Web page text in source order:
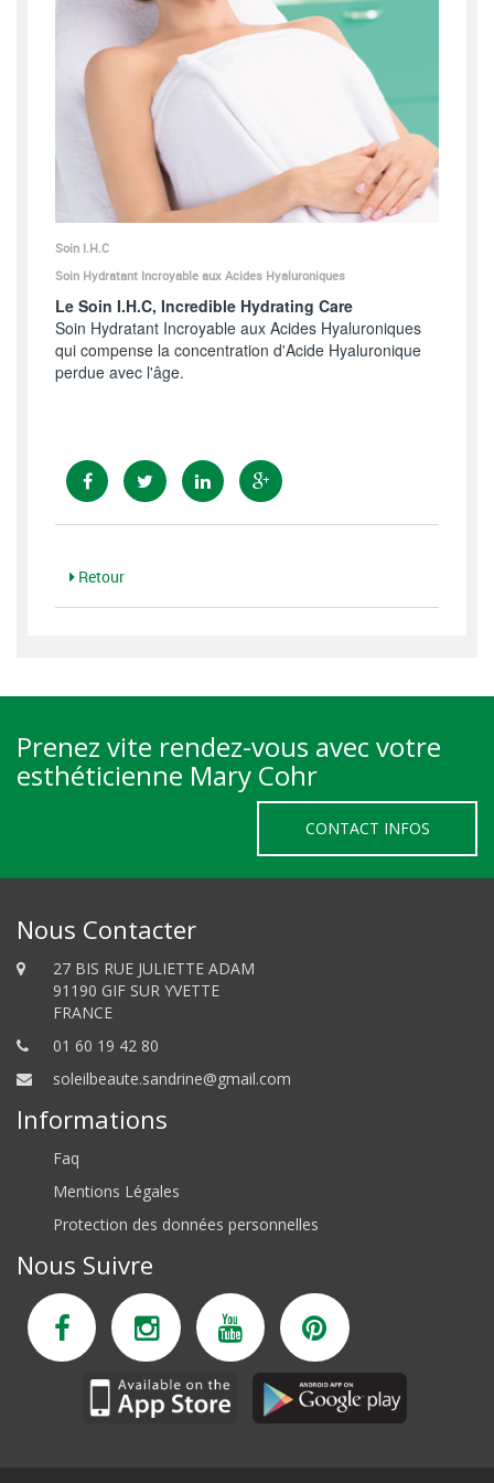
Soin I.H.C
Soin Hydratant Incroyable aux Acides Hyaluroniques
Le Soin I.H.C, Incredible Hydrating Care
Soin Hydratant Incroyable aux Acides Hyaluroniques
qui compense la concentration d'Acide Hyaluronique
perdue avec l'âge.
Retour
Prenez vite rendez-vous avec votre
esthéticienne Mary Cohr
CONTACT INFOS
Nous Contacter
27 BIS RUE JULIETTE ADAM
91190 GIF SUR YVETTE
FRANCE
01 60 19 42 80
soleilbeaute.sandrine@gmail.com
Informations
Faq
Mentions Légales
Protection des données personnelles
Nous Suivre